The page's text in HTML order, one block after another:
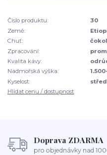
Číslo produktu:
30
Země:
Chuť:
Zpracování:
Kvalita kávy:
Nadmořská výška:
Kyselost:
Hlídat cenu / dostupnost
Doprava ZDARMA
pro objednávky nad